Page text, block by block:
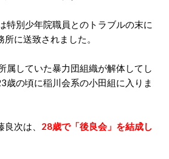
特別少年院職員とのトラブルの末に
に送致されました。
属していた暴力団組織が解体してし
歳の頃に稲川会系の小田組に入りま
次は、 28歳で「後良会」を結成し